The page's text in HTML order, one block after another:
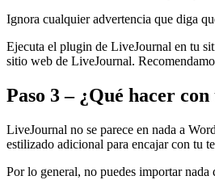
Ignora cualquier advertencia que diga
Ejecuta el plugin de LiveJournal en tu
sitio web de LiveJournal.
Paso 3 – ¿Qué hacer
LiveJournal no se parece en nada a
estilizado adicional para encajar con tu
Por lo general, no puedes importar nada